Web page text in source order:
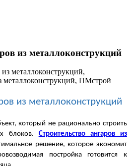
из металлоконструкций
из металлоконструкций
который не рационально строить
блоков. Строительство ангаров из
решение, которое экономит
постройка готовится к